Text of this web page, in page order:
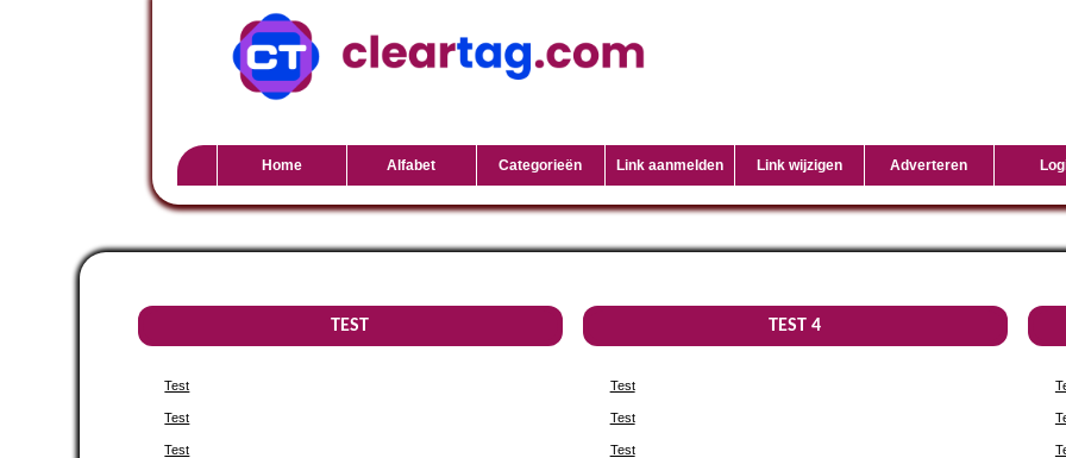
Home Alfabet Categorieën Link aanmelden Link wijzigen Adverteren
TEST
Test
Test
Test
TEST 4
Test
Test
Test